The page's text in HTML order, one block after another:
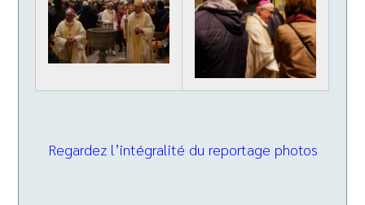
Regardez l’intégralité du reportage photos